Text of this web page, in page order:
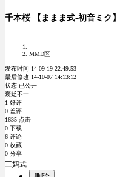
千本桜 【ままま式-初音ミク】
MMD区
发布时间 14-09-19 22:49:53
最后修改 14-10-07 14:13:12
状态 已公开
褒贬不一
1 好评
0 差评
1635 点击
0 下载
6 评论
0 收藏
0 分享
三妈式